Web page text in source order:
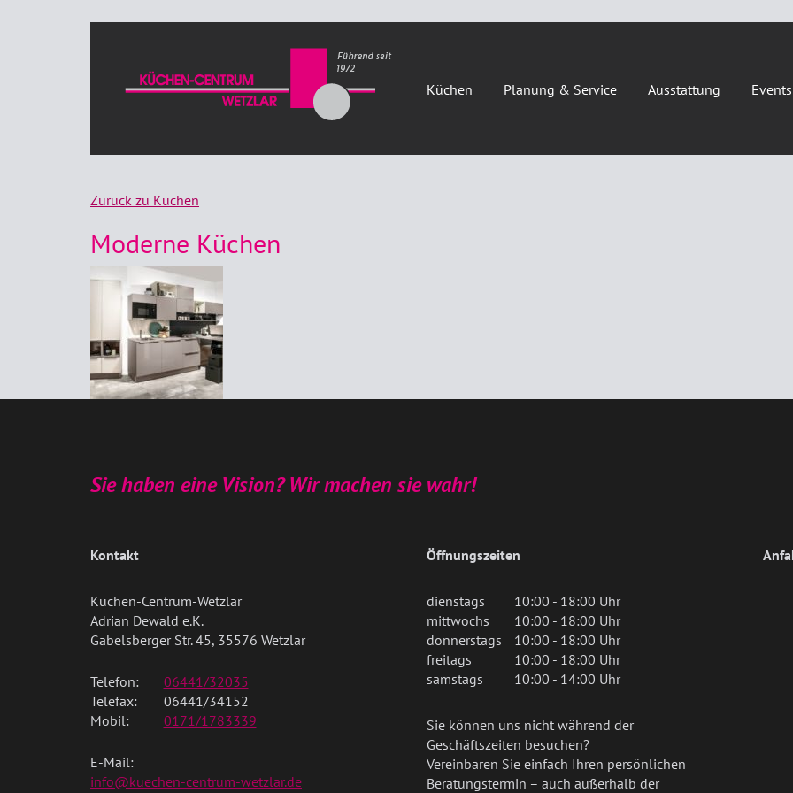
Küchen Planung & Service Ausstattung Events
Zurück zu Küchen
Moderne Küchen
Sie haben eine Vision? Wir machen sie wahr!
Kontakt
Küchen-Centrum-Wetzlar
Adrian Dewald e.K.
Gabelsberger Str. 45, 35576 Wetzlar
Telefon:
06441/32035
Telefax:
06441/34152
Mobil:
0171/1783339
E-Mail:
info@kuechen-centrum-wetzlar.de
Öffnungszeiten
dienstags
10:00 - 18:00 Uhr
mittwochs
10:00 - 18:00 Uhr
donnerstags
10:00 - 18:00 Uhr
freitags
10:00 - 18:00 Uhr
samstags
10:00 - 14:00 Uhr
Sie können uns nicht während der
Geschäftszeiten besuchen?
Vereinbaren Sie einfach Ihren persönlichen
Beratungstermin – auch außerhalb der